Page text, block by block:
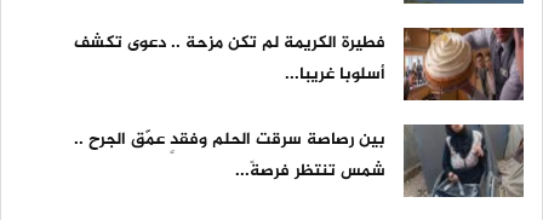
فطيرة الكريمة لم تكن مزحة .. دعوى تكشف
أسلوبا غريبا...
بين رصاصة سرقت الحلم وفقدٍ عمّق الجرح ..
شمس تنتظر فرصةً...